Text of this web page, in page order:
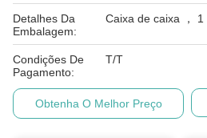
Detalhes Da
Embalagem:
Caixa de caixa ， 1
Condições De
Pagamento:
T/T
Obtenha O Melhor Preço